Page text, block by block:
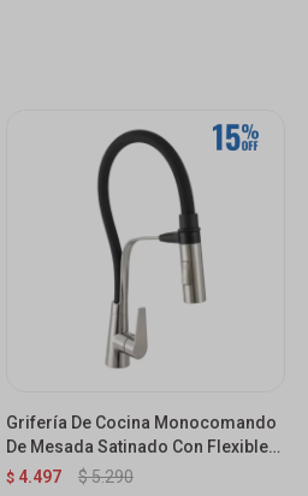
Grifería De Cocina Monocomando
De Mesada Satinado Con Flexible
Negro
$ 4.497 $5.290